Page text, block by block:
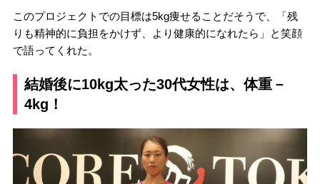
このプロジェクトでの目標は5kg痩せることだそうで、「残
りも精神的に負担をかけず、より健康的になれたら」と笑顔
で語ってくれた。
結婚後に10kg太った30代女性は、体重－
4kg！